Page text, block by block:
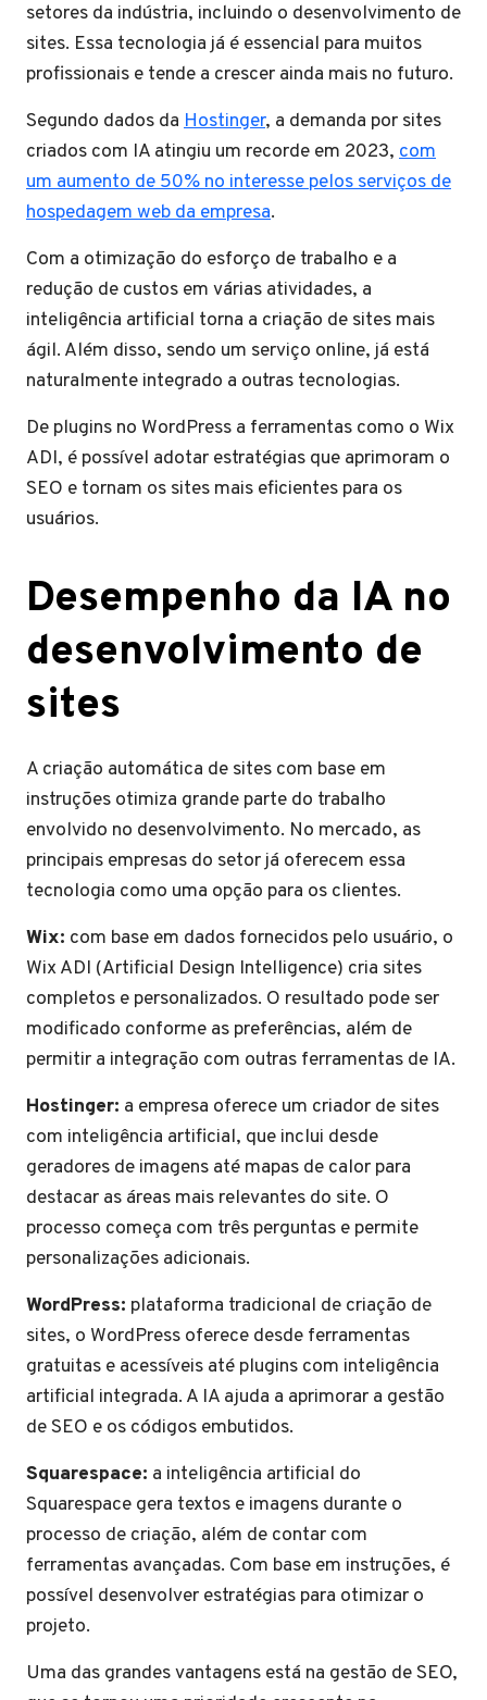
setores da indústria, incluindo o desenvolvimento de
sites. Essa tecnologia já é essencial para muitos
profissionais e tende a crescer ainda mais no futuro.
Segundo dados da Hostinger, a demanda por sites
criados com IA atingiu um recorde em 2023, com
um aumento de 50% no interesse pelos serviços de
hospedagem web da empresa.
Com a otimização do esforço de trabalho e a
redução de custos em várias atividades, a
inteligência artificial torna a criação de sites mais
ágil. Além disso, sendo um serviço online, já está
naturalmente integrado a outras tecnologias.
De plugins no WordPress a ferramentas como o Wix
ADI, é possível adotar estratégias que aprimoram o
SEO e tornam os sites mais eficientes para os
usuários.
Desempenho da IA no
desenvolvimento de
sites
A criação automática de sites com base em
instruções otimiza grande parte do trabalho
envolvido no desenvolvimento. No mercado, as
principais empresas do setor já oferecem essa
tecnologia como uma opção para os clientes.
Wix: com base em dados fornecidos pelo usuário, o
Wix ADI (Artificial Design Intelligence) cria sites
completos e personalizados. O resultado pode ser
modificado conforme as preferências, além de
permitir a integração com outras ferramentas de IA.
Hostinger: a empresa oferece um criador de sites
com inteligência artificial, que inclui desde
geradores de imagens até mapas de calor para
destacar as áreas mais relevantes do site. O
processo começa com três perguntas e permite
personalizações adicionais.
WordPress: plataforma tradicional de criação de
sites, o WordPress oferece desde ferramentas
gratuitas e acessíveis até plugins com inteligência
artificial integrada. A IA ajuda a aprimorar a gestão
de SEO e os códigos embutidos.
Squarespace: a inteligência artificial do
Squarespace gera textos e imagens durante o
processo de criação, além de contar com
ferramentas avançadas. Com base em instruções, é
possível desenvolver estratégias para otimizar o
projeto.
Uma das grandes vantagens está na gestão de SEO,